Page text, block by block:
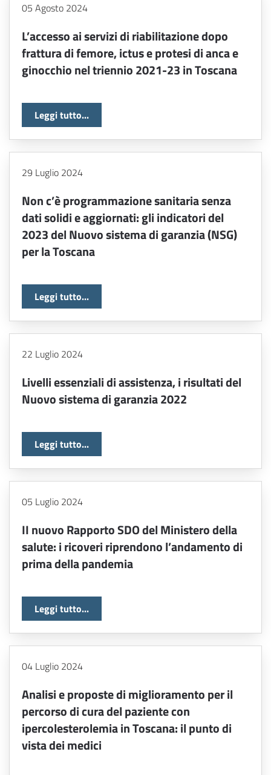
05 Agosto 2024
L’accesso ai servizi di riabilitazione dopo
frattura di femore, ictus e protesi di anca e
ginocchio nel triennio 2021-23 in Toscana
Leggi tutto...
29 Luglio 2024
Non c’è programmazione sanitaria senza
dati solidi e aggiornati: gli indicatori del
2023 del Nuovo sistema di garanzia (NSG)
per la Toscana
Leggi tutto...
22 Luglio 2024
Livelli essenziali di assistenza, i risultati del
Nuovo sistema di garanzia 2022
Leggi tutto...
05 Luglio 2024
II nuovo Rapporto SDO del Ministero della
salute: i ricoveri riprendono l’andamento di
prima della pandemia
Leggi tutto...
04 Luglio 2024
Analisi e proposte di miglioramento per il
percorso di cura del paziente con
ipercolesterolemia in Toscana: il punto di
vista dei medici